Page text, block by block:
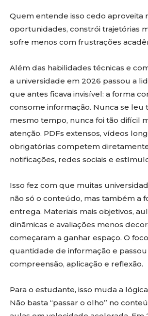
Quem entende isso cedo aproveita
oportunidades, constrói trajetórias
sofre menos com frustrações
Além das habilidades técnicas e
a universidade em 2026 passou a
que antes ficava invisível: a forma
consome informação. Nunca se leu
mesmo tempo, nunca foi tão difícil
atenção. PDFs extensos, vídeos
obrigatórias competem
notificações, redes sociais e
Isso fez com que muitas
não só o conteúdo, mas também a
entrega. Materiais mais objetivos,
dinâmicas e avaliações menos
começaram a ganhar espaço. O
quantidade de informação e passou
compreensão, aplicação e reflexão.
Para o estudante, isso muda a
Não basta “passar o olho” no